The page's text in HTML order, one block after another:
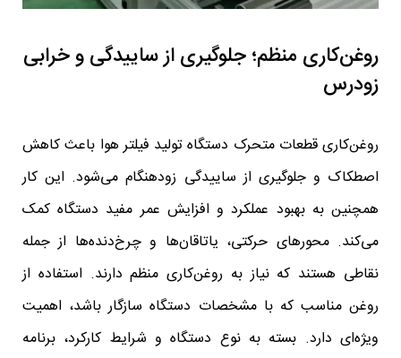
روغن‌کاری منظم؛ جلوگیری از ساییدگی و خرابی
زودرس
روغن‌کاری قطعات متحرک دستگاه تولید فیلتر هوا باعث کاهش
اصطکاک و جلوگیری از ساییدگی زودهنگام می‌شود. این کار
همچنین به بهبود عملکرد و افزایش عمر مفید دستگاه کمک
می‌کند. محورهای حرکتی، یاتاقان‌ها و چرخ‌دنده‌ها از جمله
نقاطی هستند که نیاز به روغن‌کاری منظم دارند. استفاده از
روغن مناسب که با مشخصات دستگاه سازگار باشد، اهمیت
ویژه‌ای دارد. بسته به نوع دستگاه و شرایط کارکرد، برنامه